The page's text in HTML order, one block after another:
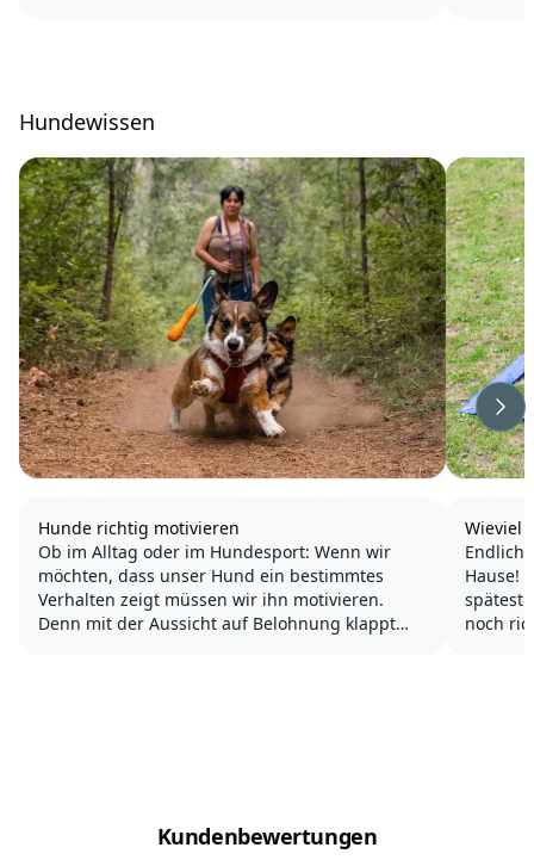
Hundewissen
Hunde richtig motivieren
Ob im Alltag oder im Hundesport: Wenn wir
möchten, dass unser Hund ein bestimmtes
Verhalten zeigt müssen wir ihn motivieren.
Denn mit der Aussicht auf Belohnung klappt
Wieviel
Hause!
noch
Kundenbewertungen